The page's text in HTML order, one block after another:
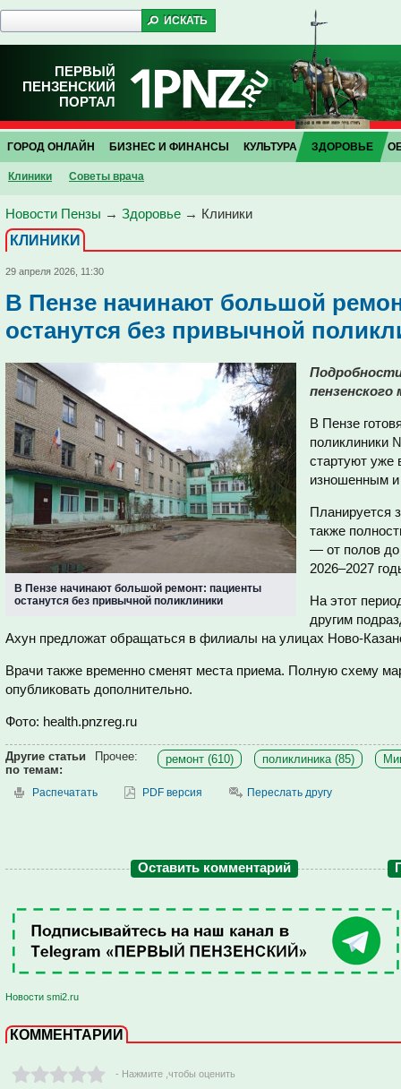
ПЕРВЫЙ
ПЕНЗЕНСКИЙ
ПОРТАЛ
ГОРОД ОНЛАЙН БИЗНЕС И ФИНАНСЫ КУЛЬТУРА ЗДОРОВЬЕ
Клиники Советы врача
Новости Пензы → Здоровье → Клиники
КЛИНИКИ
29 апреля 2026, 11:30
В Пензе начинают большой
останутся без привычной
В Пензе начинают большой ремонт: пациенты
останутся без привычной поликлиники
пензенского
В Пензе
поликлиники
стартуют уже
изношенным и
Планируется
также
— от полов до
2026–2027
На этот
другим
Ахун предложат обращаться в филиалы на улицах Ново-
Врачи также временно сменят места приема. Полную схему
опубликовать дополнительно.
Фото: health.pnzreg.ru
Другие статьи
по темам:
Прочее: ремонт (610) поликлиника (85)
Распечатать PDF версия Переслать другу
Оставить комментарий
Новости smi2.ru
КОММЕНТАРИИ
- Нажмите ,чтобы оценить